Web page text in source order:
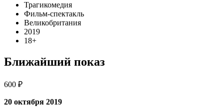
Трагикомедия
Фильм-спектакль
Великобритания
2019
18+
Ближайший показ
600 ₽
20 октября 2019